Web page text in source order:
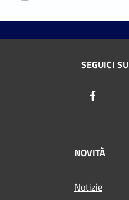
SEGUICI SU
NOVITÀ
Notizie